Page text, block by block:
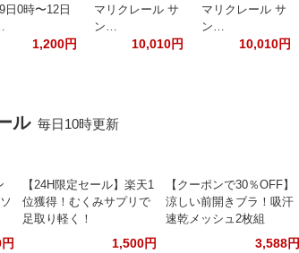
日0時〜12日
1,200円
マリクレール サ
ン…
10,010円
マリクレール サ
ン…
10,010円
ル 毎日10時更新
【24H限定セール】楽天1
位獲得！むくみサプリで
足取り軽く！
1,500円
【クーポンで30％OFF】
涼しい前開きブラ！吸汗
速乾メッシュ2枚組
3,588円